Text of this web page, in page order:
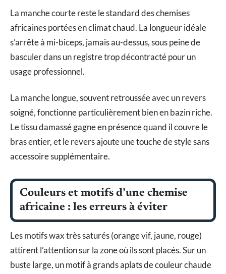
La manche courte reste le standard des chemises
africaines portées en climat chaud. La longueur idéale
s’arrête à mi-biceps, jamais au-dessus, sous peine de
basculer dans un registre trop décontracté pour un
usage professionnel.
La manche longue, souvent retroussée avec un revers
soigné, fonctionne particulièrement bien en bazin riche.
Le tissu damassé gagne en présence quand il couvre le
bras entier, et le revers ajoute une touche de style sans
accessoire supplémentaire.
Couleurs et motifs d’une chemise
africaine : les erreurs à éviter
Les motifs wax très saturés (orange vif, jaune, rouge)
attirent l’attention sur la zone où ils sont placés. Sur un
buste large, un motif à grands aplats de couleur chaude